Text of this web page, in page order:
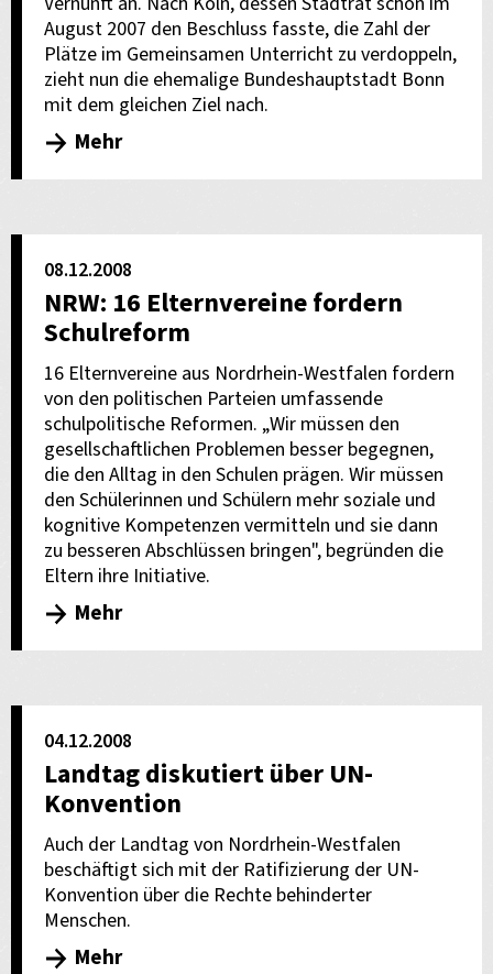
August 2007 den Beschluss fasste, die Zahl der
Plätze im Gemeinsamen Unterricht zu verdoppeln,
zieht nun die ehemalige Bundeshauptstadt Bonn
mit dem gleichen Ziel nach.
Mehr
08.12.2008
NRW: 16 Elternvereine fordern
Schulreform
16 Elternvereine aus Nordrhein-Westfalen fordern
von den politischen Parteien umfassende
schulpolitische Reformen. „Wir müssen den
gesellschaftlichen Problemen besser begegnen,
die den Alltag in den Schulen prägen. Wir müssen
den Schülerinnen und Schülern mehr soziale und
kognitive Kompetenzen vermitteln und sie dann
zu besseren Abschlüssen bringen", begründen die
Eltern ihre Initiative.
Mehr
04.12.2008
Landtag diskutiert über UN-
Konvention
Auch der Landtag von Nordrhein-Westfalen
beschäftigt sich mit der Ratifizierung der UN-
Konvention über die Rechte behinderter
Menschen.
Mehr